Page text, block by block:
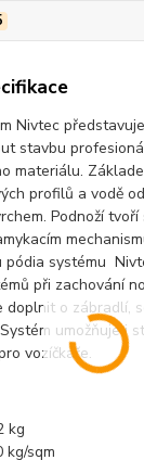
Nivtec
stavbu
materiálu.
profilů a vodě
Podnoží
systému
při zachování
o zábradlí,
umožňuje i
vozíčkáře.
kg
kg/sqm